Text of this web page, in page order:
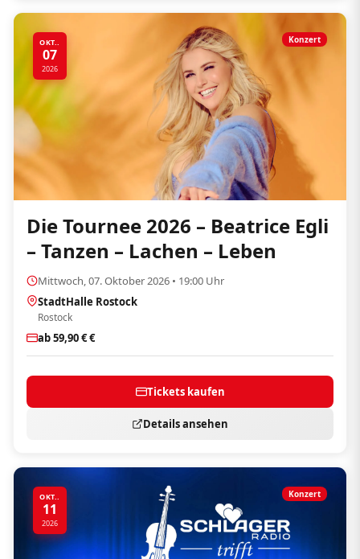
OKT..
07
2026
Konzert
Die Tournee 2026 – Beatrice Egli
– Tanzen – Lachen – Leben
Mittwoch, 07. Oktober 2026 • 19:00 Uhr
StadtHalle Rostock
Rostock
ab 59,90 € €
Tickets kaufen
Details ansehen
OKT..
11
2026
Konzert